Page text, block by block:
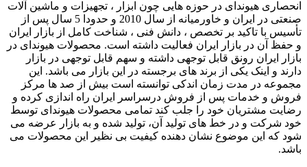
انحصاری هیوندای در حوزه هایی چون ابزار ، تجهیزات و ماشین آلات
صنعتی در ایران و خاورمیانه از سال 2010 و حدودا 5 سال پس از
تأسیس با تاکید بر تخصص ، دانش فنی ، شناخت کامل از بازار ایران
و حفظ آن در بازار ایران فعالیت داشته است. محصولات هیوندای در
بازار ایران رونق قابل توجهی داشته و سهم قابل توجهی در بازار
دارند و اینک یکی از برند های برجسته در این بازار می باشد. این
مجموعه در مدت زمان اندکی توانسته است بیش از صد ها مرکز
فروش و خدمات پس از فروش درسراسر ایران راه اندازی کرده و
رضایت مشتریان خود را جلب کند تمامی محصولات هیوندای توسط
خود شرکت و در خط های تولید آن، تولید شده و به بازار عرضه می
شود که این موضوع نشان دهنده کیفیت بی نظیر این محصولات می
باشد.